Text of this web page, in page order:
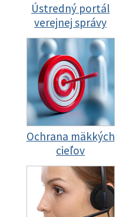
Ústredný portál
verejnej správy
Ochrana mäkkých
cieľov